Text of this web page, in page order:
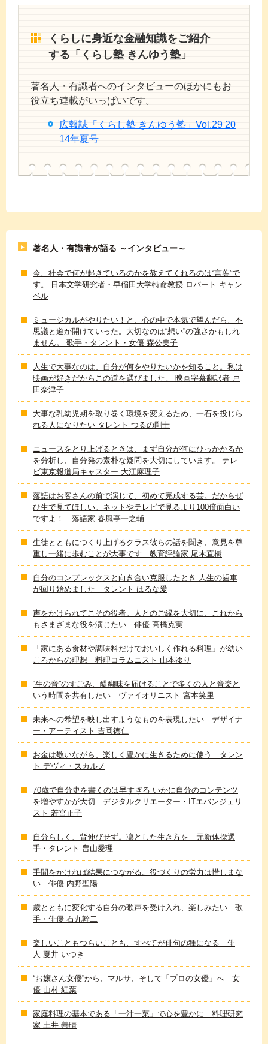
くらしに身近な金融知識をご紹介
する「くらし塾 きんゆう塾」
著名人・有識者へのインタビューのほかにもお
役立ち連載がいっぱいです。
広報誌「くらし塾 きんゆう塾」Vol.29 20
14年夏号
著名人・有識者が語る ～インタビュー～
今、社会で何が起きているのかを教えてくれるのは“言葉”で
す。 日本文学研究者・早稲田大学特命教授 ロバート キャン
ベル
ミュージカルがやりたい！と、心の中で本気で望んだら、不
思議と道が開けていった。大切なのは“想い”の強さかもしれ
ません。 歌手・タレント・女優 森公美子
人生で大事なのは、自分が何をやりたいかを知ること。私は
映画が好きだからこの道を選びました。 映画字幕翻訳者 戸
田奈津子
大事な乳幼児期を取り巻く環境を変えるため、一石を投じら
れる人になりたい タレント つるの剛士
ニュースをとり上げるときは、まず自分が何にひっかかるか
を分析し、自分発の素朴な疑問を大切にしています。 テレ
ビ東京報道局キャスター 大江麻理子
落語はお客さんの前で演じて、初めて完成する芸。だからぜ
ひ生で見てほしい。ネットやテレビで見るより100倍面白い
ですよ！ 落語家 春風亭一之輔
生徒とともにつくり上げるクラス彼らの話を聞き、意見を尊
重し一緒に歩むことが大事です 教育評論家 尾木直樹
自分のコンプレックスと向き合い克服したとき 人生の歯車
が回り始めました タレント はるな愛
声をかけられてこその役者。人とのご縁を大切に、これから
もさまざまな役を演じたい 俳優 高橋克実
「家にある食材や調味料だけでおいしく作れる料理」が幼い
ころからの理想 料理コラムニスト 山本ゆり
“生の音”のすごみ、醍醐味を届けることで多くの人と音楽と
いう時間を共有したい ヴァイオリニスト 宮本笑里
未来への希望を映し出すようなものを表現したい デザイナ
ー・アーティスト 吉岡徳仁
お金は敬いながら、楽しく豊かに生きるために使う タレン
ト デヴィ・スカルノ
70歳で自分史を書くのは早すぎる いかに自分のコンテンツ
を増やすかが大切 デジタルクリエーター・ITエバンジェリ
スト 若宮正子
自分らしく、背伸びせず。凛とした生き方を 元新体操選
手・タレント 畠山愛理
手間をかければ結果につながる。役づくりの労力は惜しまな
い 俳優 内野聖陽
歳とともに変化する自分の歌声を受け入れ、楽しみたい 歌
手・俳優 石丸幹二
楽しいこともつらいことも、すべてが俳句の種になる 俳
人 夏井 いつき
“お嬢さん女優”から、マルサ、そして「プロの女優」へ 女
優 山村 紅葉
家庭料理の基本である「一汁一菜」で心を豊かに 料理研究
家 土井 善晴